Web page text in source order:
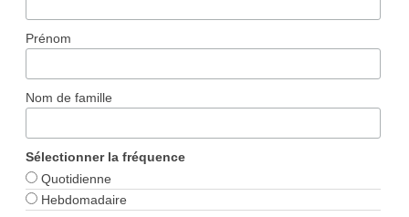
Prénom
Nom de famille
Sélectionner la fréquence
Quotidienne
Hebdomadaire